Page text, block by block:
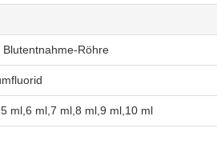
Röhre
ml,6 ml,7 ml,8 ml,9 ml,10 ml